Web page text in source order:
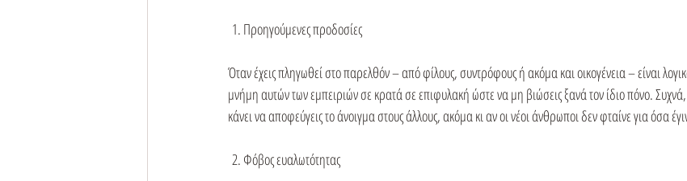
1. Προηγούμενες προδοσίες
Όταν έχεις πληγωθεί στο παρελθόν – από φίλους, συντρόφους ή ακόμα και οικογένεια – είναι
μνήμη αυτών των εμπειριών σε κρατά σε επιφυλακή ώστε να μη βιώσεις ξανά τον ίδιο πόνο.
κάνει να αποφεύγεις το άνοιγμα στους άλλους, ακόμα κι αν οι νέοι άνθρωποι δεν φταίνε για όσα
2. Φόβος ευαλωτότητας